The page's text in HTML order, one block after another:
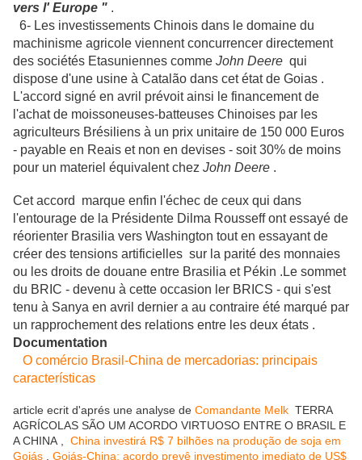
vers l' Europe " .
6- Les investissements Chinois dans le domaine du
machinisme agricole viennent concurrencer directement
des sociétés Etasuniennes comme John Deere qui
dispose d'une usine à Catalão dans cet état de Goias .
L'accord signé en avril prévoit ainsi le financement de
l'achat de moissoneuses-batteuses Chinoises par les
agriculteurs Brésiliens à un prix unitaire de 150 000 Euros
- payable en Reais et non en devises - soit 30% de moins
pour un materiel équivalent chez John Deere .
Cet accord marque enfin l'échec de ceux qui dans
l'entourage de la Présidente Dilma Rousseff ont essayé de
réorienter Brasilia vers Washington tout en essayant de
créer des tensions artificielles sur la parité des monnaies
ou les droits de douane entre Brasilia et Pékin .Le sommet
du BRIC - devenu à cette occasion ler BRICS - qui s'est
tenu à Sanya en avril dernier a au contraire été marqué par
un rapprochement des relations entre les deux états .
Documentation
O comércio Brasil-China de mercadorias: principais
características
article ecrit d'aprés une analyse de Comandante Melk TERRA
AGRÍCOLAS SÃO UM ACORDO VIRTUOSO ENTRE O BRASIL E
A CHINA , China investirá R$ 7 bilhões na produção de soja em
Goiás
Goiás-China: acordo prevê investimento imediato de US$